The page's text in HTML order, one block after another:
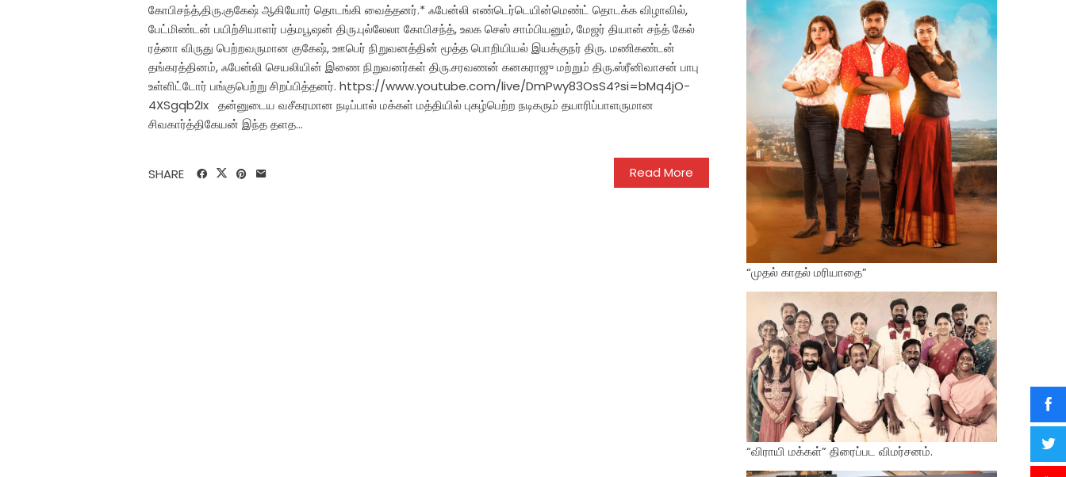
கோபிசந்த்,திரு.குகேஷ் ஆகியோர் தொடங்கி வைத்தனர்.* ஃபேன்லி எண்டெர்டெயின்மெண்ட் தொடக்க விழாவில்,
பேட்மிண்டன் பயிற்சியாளர் பத்மபூஷன் திரு.புல்லேலா கோபிசந்த், உலக செஸ் சாம்பியனும், மேஜர் தியான் சந்த் கேல்
ரத்னா விருது பெற்றவருமான குகேஷ், ஊபெர் நிறுவனத்தின் மூத்த பொறியியல் இயக்குநர் திரு. மணிகண்டன்
தங்கரத்தினம், ஃபேன்லி செயலியின் இணை நிறுவனர்கள் திரு.சரவணன் கனகராஜு மற்றும் திரு.ஸ்ரீனிவாசன் பாபு
உள்ளிட்டோர் பங்குபெற்று சிறப்பித்தனர். https://www.youtube.com/live/DmPwy83OsS4?si=bMq4jO-
4XSgqb2Ix தன்னுடைய வசீகரமான நடிப்பால் மக்கள் மத்தியில் புகழ்பெற்ற நடிகரும் தயாரிப்பாளருமான
சிவகார்த்திகேயன் இந்த தளத...
Read More
SHARE
“முதல் காதல் மரியாதை”
“விராயி மக்கள்” திரைப்பட விமர்சனம்.